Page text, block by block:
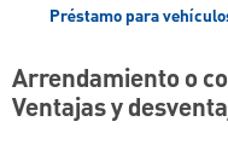
Préstamo para
Arrendamiento o
Ventajas y